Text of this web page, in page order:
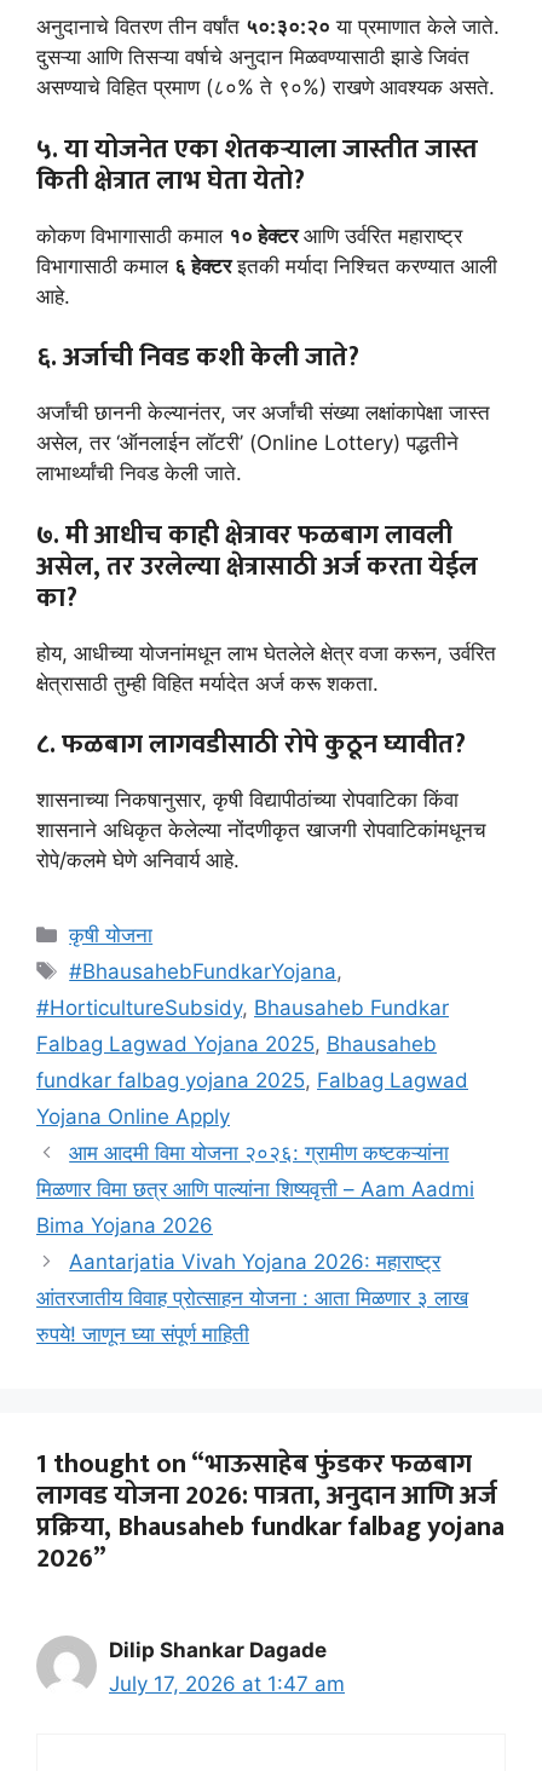
अनुदानाचे वितरण तीन वर्षांत ५०:३०:२० या प्रमाणात केले जाते.
दुसऱ्या आणि तिसऱ्या वर्षाचे अनुदान मिळवण्यासाठी झाडे जिवंत
असण्याचे विहित प्रमाण (८०% ते ९०%) राखणे आवश्यक असते.
५. या योजनेत एका शेतकऱ्याला जास्तीत जास्त
किती क्षेत्रात लाभ घेता येतो?
कोकण विभागासाठी कमाल १० हेक्टरआणि उर्वरित महाराष्ट्र
विभागासाठी कमाल ६ हेक्टरइतकी मर्यादा निश्चित करण्यात आली
आहे.
६. अर्जाची निवड कशी केली जाते?
अर्जांची छाननी केल्यानंतर, जर अर्जांची संख्या लक्षांकापेक्षा जास्त
असेल, तर ‘ऑनलाईन लॉटरी’ (Online Lottery) पद्धतीने
लाभार्थ्यांची निवड केली जाते.
७. मी आधीच काही क्षेत्रावर फळबाग लावली
असेल, तर उरलेल्या क्षेत्रासाठी अर्ज करता येईल
का?
होय, आधीच्या योजनांमधून लाभ घेतलेले क्षेत्र वजा करून, उर्वरित
क्षेत्रासाठी तुम्ही विहित मर्यादेत अर्ज करू शकता.
८. फळबाग लागवडीसाठी रोपे कुठून घ्यावीत?
शासनाच्या निकषानुसार, कृषी विद्यापीठांच्या रोपवाटिका किंवा
शासनाने अधिकृत केलेल्या नोंदणीकृत खाजगी रोपवाटिकांमधूनच
रोपे/कलमे घेणे अनिवार्य आहे.
Categories
कृषी योजना
Tags
#BhausahebFundkarYojana,
#HorticultureSubsidy, Bhausaheb Fundkar
Falbag Lagwad Yojana 2025, Bhausaheb
fundkar falbag yojana 2025, Falbag Lagwad
Yojana Online Apply
आम आदमी विमा योजना २०२६: ग्रामीण कष्टकऱ्यांना
मिळणार विमा छत्र आणि पाल्यांना शिष्यवृत्ती – Aam Aadmi
Bima Yojana 2026
Aantarjatia Vivah Yojana 2026: महाराष्ट्र
आंतरजातीय विवाह प्रोत्साहन योजना : आता मिळणार ३ लाख
रुपये! जाणून घ्या संपूर्ण माहिती
1 thought on “भाऊसाहेब फुंडकर फळबाग
लागवड योजना 2026: पात्रता, अनुदान आणि अर्ज
प्रक्रिया, Bhausaheb fundkar falbag yojana
2026”
Dilip Shankar Dagade
July 17, 2026 at 1:47 am